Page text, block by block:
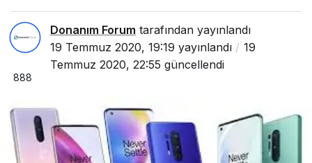
Donanım Forum tarafından yayınlandı
19 Temmuz 2020, 19:19 yayınlandı
19
Temmuz 2020, 22:55 güncellendi
888
Destekliyor Olacak!!